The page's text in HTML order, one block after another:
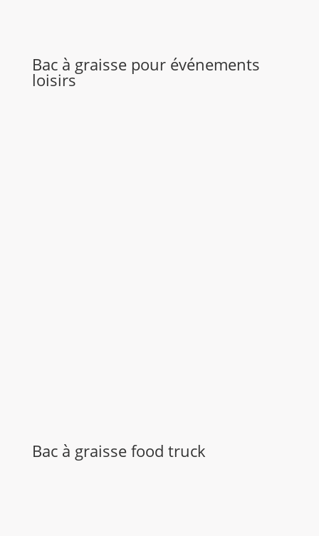
Bac à graisse pour événements
loisirs
Bac à graisse food truck